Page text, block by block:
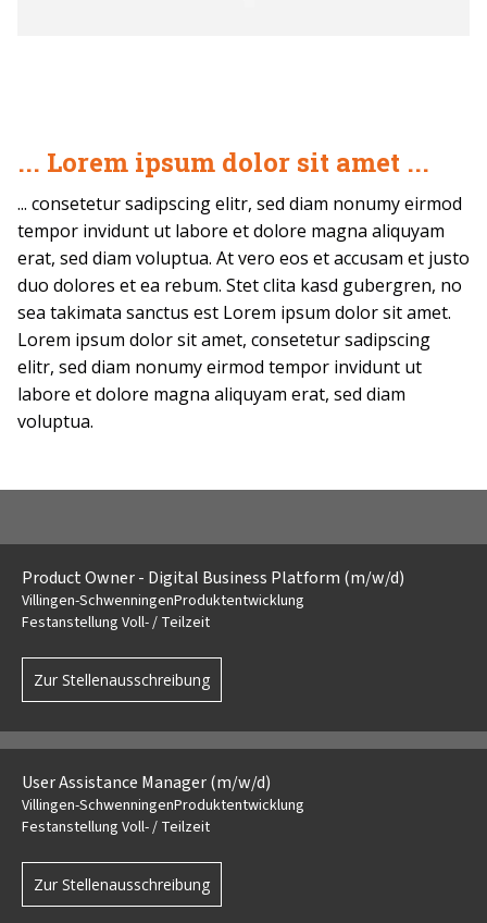
... Lorem ipsum dolor sit amet ...
... consetetur sadipscing elitr, sed diam nonumy eirmod
tempor invidunt ut labore et dolore magna aliquyam
erat, sed diam voluptua. At vero eos et accusam et justo
duo dolores et ea rebum. Stet clita kasd gubergren, no
sea takimata sanctus est Lorem ipsum dolor sit amet.
Lorem ipsum dolor sit amet, consetetur sadipscing
elitr, sed diam nonumy eirmod tempor invidunt ut
labore et dolore magna aliquyam erat, sed diam
voluptua.
Product Owner - Digital Business Platform (m/w/d)
Villingen-SchwenningenProduktentwicklung
Festanstellung Voll- / Teilzeit
Zur Stellenausschreibung
User Assistance Manager (m/w/d)
Villingen-SchwenningenProduktentwicklung
Festanstellung Voll- / Teilzeit
Zur Stellenausschreibung